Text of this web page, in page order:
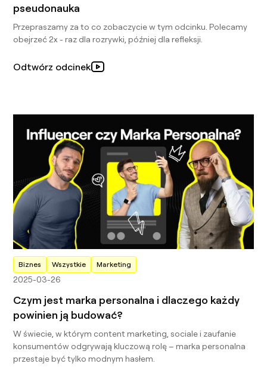
pseudonauka
Przepraszamy za to co zobaczycie w tym odcinku. Polecamy
obejrzeć 2x - raz dla rozrywki, później dla refleksji.
Odtwórz odcinek
Biznes Wszystkie Marketing
2025-03-26
Czym jest marka personalna i dlaczego każdy
powinien ją budować?
W świecie, w którym content marketing, sociale i zaufanie
konsumentów odgrywają kluczową rolę – marka personalna
przestaje być tylko modnym hasłem.